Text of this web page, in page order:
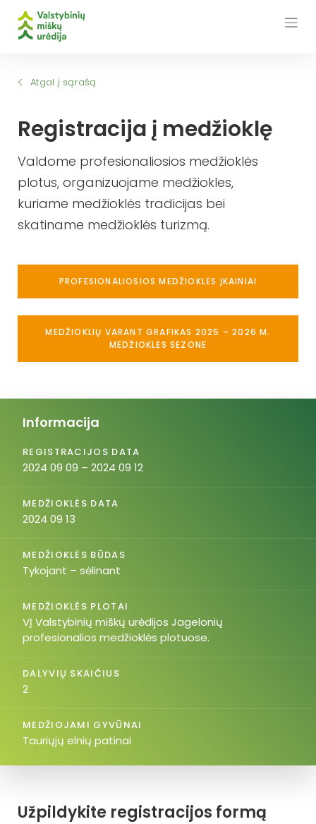
Atgal į sąrašą
Registracija į medžioklę
Valdome profesionaliosios medžioklės
plotus, organizuojame medžiokles,
kuriame medžioklės tradicijas bei
skatiname medžioklės turizmą.
PROFESIONALIOSIOS MEDŽIOKLĖS ĮKAINIAI
MEDŽIOKLIŲ VARANT GRAFIKAS 2025 – 2026 M.
MEDŽIOKLĖS SEZONE
Užpildykite registracijos formą
Informacija
REGISTRACIJOS DATA
2024 09 09 – 2024 09 12
MEDŽIOKLĖS DATA
2024 09 13
MEDŽIOKLĖS BŪDAS
Tykojant – sėlinant
MEDŽIOKLĖS PLOTAI
VĮ Valstybinių miškų urėdijos Jagelonių
profesionalios medžioklės plotuose.
DALYVIŲ SKAIČIUS
2
MEDŽIOJAMI GYVŪNAI
Tauriųjų elnių patinai